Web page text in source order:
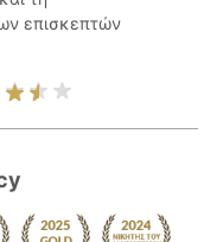
επισκεπτών